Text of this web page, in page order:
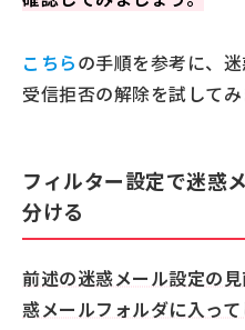
こちらの手順を参考に、
受信拒否の解除を試してみ
フィルター設定で迷惑
分ける
前述の迷惑メール設定の
惑メールフォルダに入っ